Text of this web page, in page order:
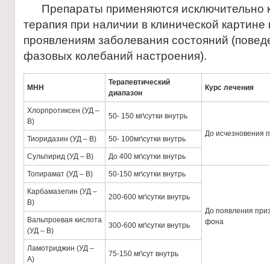
Препараты применяются исключительно
терапия при наличии в клинической
проявлениям заболевания состояний
фазовых колебаний настроения).
МНН
Терапевтический
диапазон
Курс лечения
Хлорпротиксен (УД –
В)
50- 150 мг\сутки внутрь
До исчезновения
Тиоридазин (УД – В) 50- 100мг\сутки внутрь
Сульпирид (УД – В) До 400 мг\сутки внутрь
Топирамат (УД – В) 50-150 мг\сутки внутрь
До появления
фона
Карбамазепин (УД –
В)
200-600 мг\сутки внутрь
Вальпроевая кислота
(УД – В)
300-600 мг\сутки внутрь
Ламотриджин (УД –
А)
75-150 мг\сут внутрь